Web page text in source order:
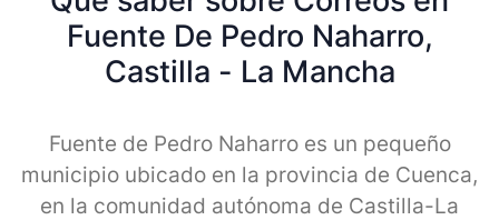
Fuente De Pedro Naharro,
Castilla - La Mancha
Fuente de Pedro Naharro es un pequeño
municipio ubicado en la provincia de Cuenca,
en la comunidad autónoma de Castilla-La